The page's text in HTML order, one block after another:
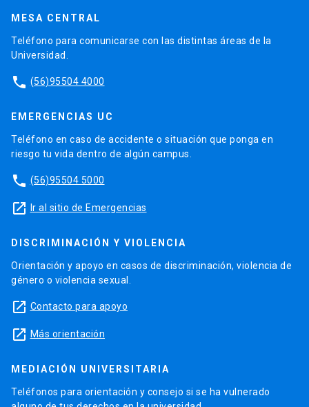
MESA CENTRAL
Teléfono para comunicarse con las distintas áreas de la
Universidad.
phone (56)95504 4000
EMERGENCIAS UC
Teléfono en caso de accidente o situación que ponga en
riesgo tu vida dentro de algún campus.
phone (56)95504 5000
launch Ir al sitio de Emergencias
DISCRIMINACIÓN Y VIOLENCIA
Orientación y apoyo en casos de discriminación, violencia de
género o violencia sexual.
launch Contacto para apoyo
launch Más orientación
MEDIACIÓN UNIVERSITARIA
Teléfonos para orientación y consejo si se ha vulnerado